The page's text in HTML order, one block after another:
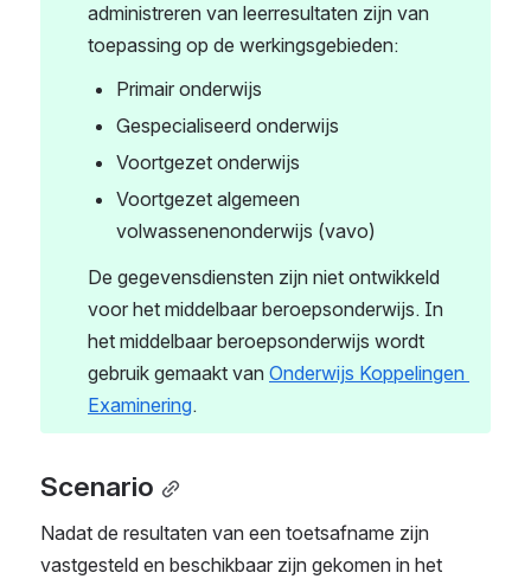
administreren van leerresultaten zijn van
toepassing op de werkingsgebieden:
Primair onderwijs
Gespecialiseerd onderwijs
Voortgezet onderwijs
Voortgezet algemeen
volwassenenonderwijs (vavo)
De gegevensdiensten zijn niet ontwikkeld
voor het middelbaar beroepsonderwijs. In
het middelbaar beroepsonderwijs wordt
gebruik gemaakt van Onderwijs Koppelingen
Examinering.
Scenario
Nadat de resultaten van een toetsafname zijn
vastgesteld en beschikbaar zijn gekomen in het